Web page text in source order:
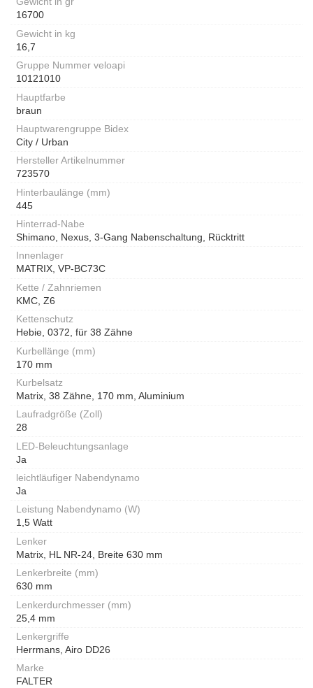
16700
Gewicht in kg
16,7
Gruppe Nummer veloapi
10121010
Hauptfarbe
braun
Hauptwarengruppe Bidex
City / Urban
Hersteller Artikelnummer
723570
Hinterbaulänge (mm)
445
Hinterrad-Nabe
Shimano, Nexus, 3-Gang Nabenschaltung, Rücktritt
Innenlager
MATRIX, VP-BC73C
Kette / Zahnriemen
KMC, Z6
Kettenschutz
Hebie, 0372, für 38 Zähne
Kurbellänge (mm)
170 mm
Kurbelsatz
Matrix, 38 Zähne, 170 mm, Aluminium
Laufradgröße (Zoll)
28
LED-Beleuchtungsanlage
Ja
leichtläufiger Nabendynamo
Ja
Leistung Nabendynamo (W)
1,5 Watt
Lenker
Matrix, HL NR-24, Breite 630 mm
Lenkerbreite (mm)
630 mm
Lenkerdurchmesser (mm)
25,4 mm
Lenkergriffe
Herrmans, Airo DD26
Marke
FALTER